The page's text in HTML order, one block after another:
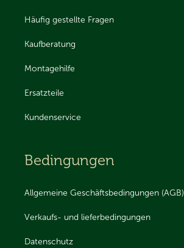
Häufig gestellte Fragen
Kaufberatung
Montagehilfe
Ersatzteile
Kundenservice
Bedingungen
Allgemeine Geschäftsbedingungen (AGB)
Verkaufs- und lieferbedingungen
Datenschutz